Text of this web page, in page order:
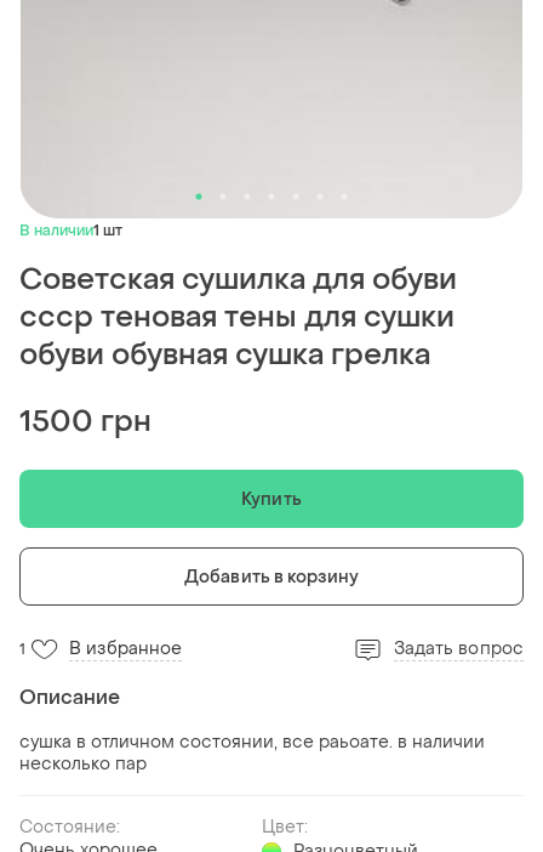
В наличии1 шт
Советская сушилка для обуви
ссср теновая тены для сушки
обуви обувная сушка грелка
1500 грн
Купить
Добавить в корзину
1 В избранное Задать вопрос
Описание
сушка в отличном состоянии, все раьоате. в наличии
несколько пар
Состояние:
Цвет: